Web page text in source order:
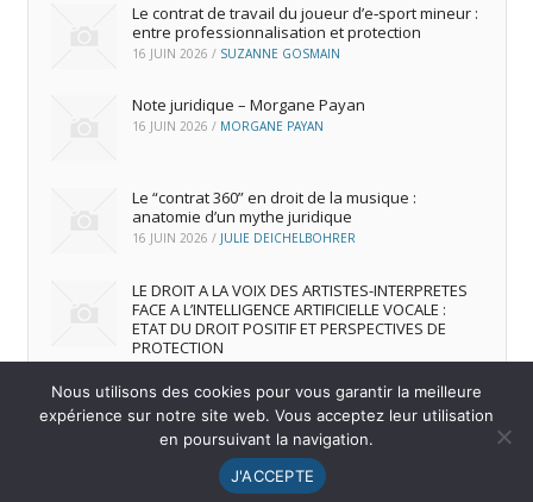
Le contrat de travail du joueur d’e‑sport mineur :
entre professionnalisation et protection
16 JUIN 2026 / SUZANNE GOSMAIN
Note juridique – Morgane Payan
16 JUIN 2026 / MORGANE PAYAN
Le “contrat 360” en droit de la musique :
anatomie d’un mythe juridique
16 JUIN 2026 / JULIE DEICHELBOHRER
LE DROIT A LA VOIX DES ARTISTES-INTERPRETES
FACE A L’INTELLIGENCE ARTIFICIELLE VOCALE :
ETAT DU DROIT POSITIF ET PERSPECTIVES DE
PROTECTION
IREDIC-Mentions Légales
Nous utilisons des cookies pour vous garantir la meilleure
expérience sur notre site web. Vous acceptez leur utilisation
en poursuivant la navigation.
J'ACCEPTE